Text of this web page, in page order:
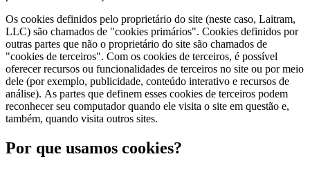
Os cookies definidos pelo proprietário do site (neste caso, Laitram,
LLC) são chamados de "cookies primários". Cookies definidos por
outras partes que não o proprietário do site são chamados de
"cookies de terceiros". Com os cookies de terceiros, é possível
oferecer recursos ou funcionalidades de terceiros no site ou por meio
dele (por exemplo, publicidade, conteúdo interativo e recursos de
análise). As partes que definem esses cookies de terceiros podem
reconhecer seu computador quando ele visita o site em questão e,
também, quando visita outros sites.
Por que usamos cookies?